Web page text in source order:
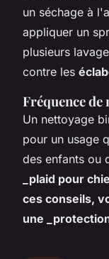
un séchage à
appliquer un
plusieurs
contre les
Fréquence
Un nettoyage
pour un usage
des enfants ou
_plaid pour
ces conseils,
une